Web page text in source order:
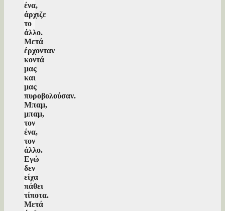
ένα,
άρχιζε
το
άλλο.
Μετά
έρχονταν
κοντά
μας
και
μας
πυροβολούσαν.
Μπαμ,
μπαμ,
τον
ένα,
τον
άλλο.
Εγώ
δεν
είχα
πάθει
τίποτα.
Μετά